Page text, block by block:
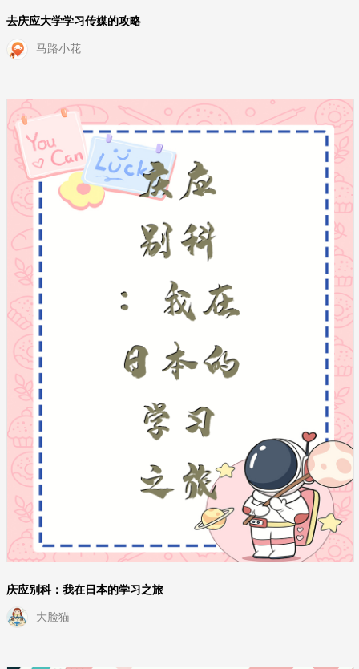
去庆应大学学习传媒的攻略
马路小花
庆应别科：我在日本的学习之旅
大脸猫